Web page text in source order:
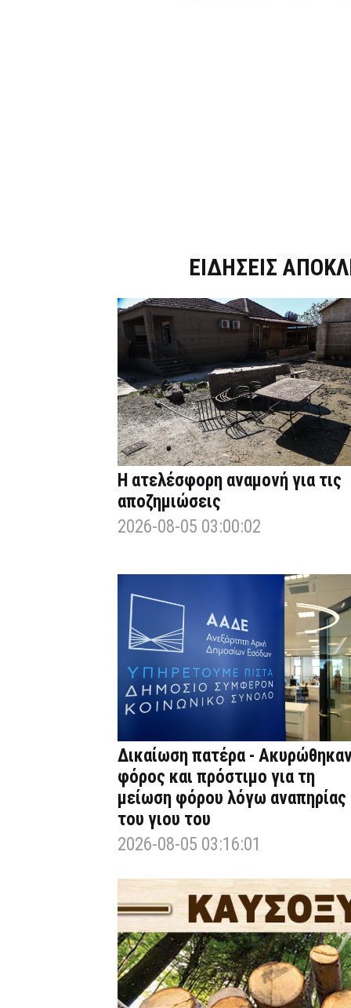
ΕΙΔΗΣΕΙΣ
Η ατελέσφορη αναμονή για τις
αποζημιώσεις
2026-08-05 03:00:02
Δικαίωση πατέρα -
φόρος και πρόστιμο για τη
μείωση φόρου λόγω αναπηρίας
του γιου του
2026-08-05 03:16:01